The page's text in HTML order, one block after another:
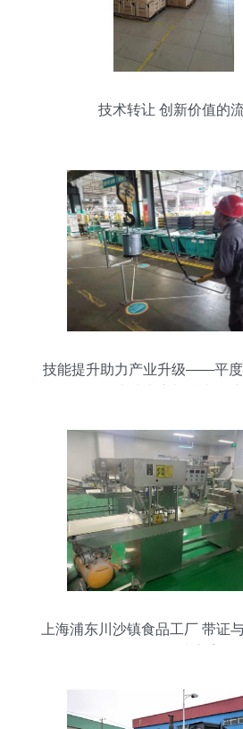
技术转让 创新价值的
技能提升助力产业升级——平
上海浦东川沙镇食品工厂 带证